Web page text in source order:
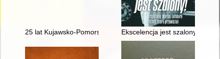
25 lat Kujawsko-Pomorskiego Kolegium Instruktorów
Ekscelencja jest szalony! :